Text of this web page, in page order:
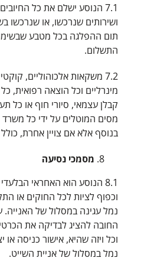
7.1 הנוסע ישלם את כל
ושירותים שנרכשו, או שנרכשו
תום ההפלגה בכל מטבע
התשלום.
7.2 משקאות אלכוהוליים,
מינרליים וכל הוצאה רפואית,
קבלן עצמאי, סיורי חוף או כל
מסים המוטלים על ידי כל משרד
בנוסף אלא אם צויין אחרת,
מסמכי נסיעה
8.1 הנוסע הוא האחראי
וכפוף לציות לכל החוקים או
נמל עגינה במסלול של
החובה להציג לבדיקה את
וכל ויזה שהיא, אישור כניסה
נמל במסלול של אניית השייט.